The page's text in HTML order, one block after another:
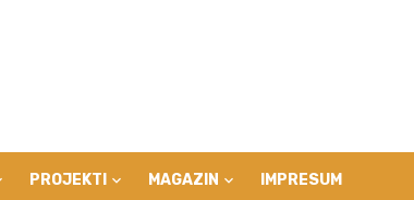
PROJEKTI MAGAZIN IMPRESUM